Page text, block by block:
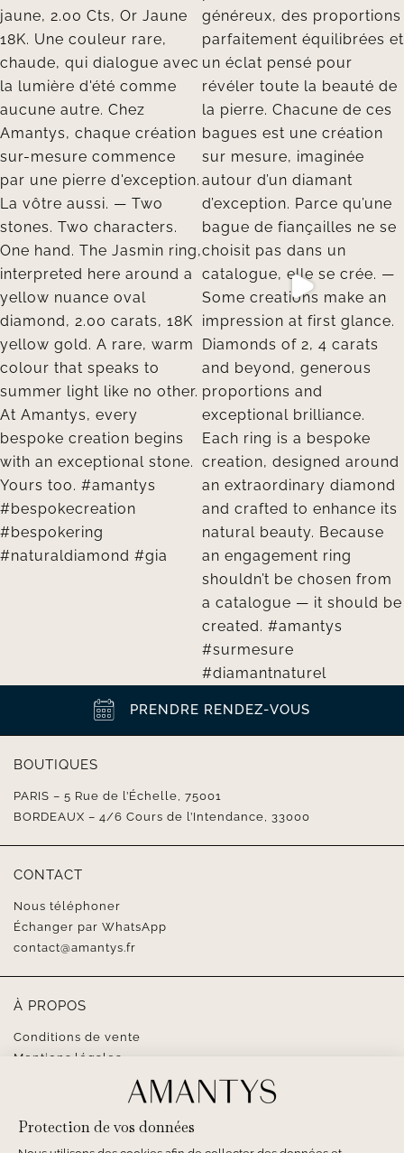
PRENDRE RENDEZ-VOUS
BOUTIQUES
PARIS – 5 Rue de l’Échelle, 75001
BORDEAUX – 4/6 Cours de l’Intendance, 33000
CONTACT
Nous téléphoner
Échanger par WhatsApp
contact@amantys.fr
À PROPOS
Conditions de vente
Mentions légales